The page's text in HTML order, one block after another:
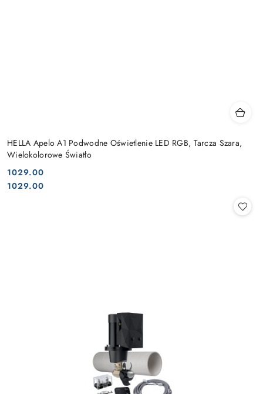
HELLA Apelo A1 Podwodne Oświetlenie LED RGB, Tarcza Szara,
Wielokolorowe Światło
Cena:
1029.00
Cena:
1029.00